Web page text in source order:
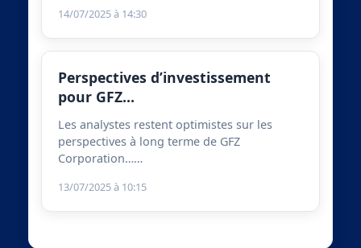
14/07/2025 à 14:30
Perspectives d’investissement
pour GFZ…
Les analystes restent optimistes sur les
perspectives à long terme de GFZ
Corporation……
13/07/2025 à 10:15